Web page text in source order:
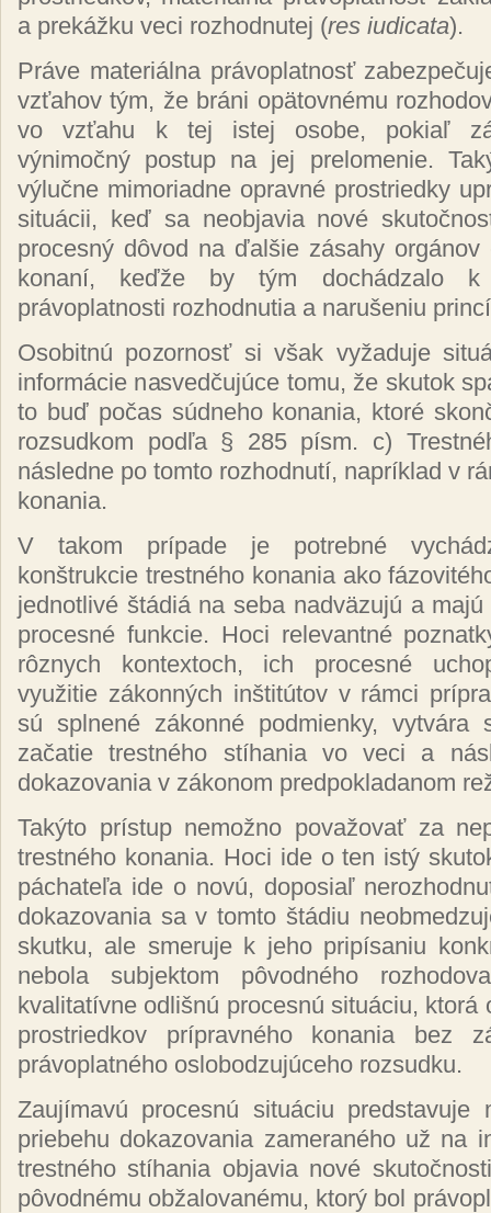
a prekážku veci rozhodnutej (res iudicata).
Práve materiálna právoplatnosť
vzťahov tým, že bráni opätovnému
vo vzťahu k tej istej osobe, pokiaľ
výnimočný postup na jej prelomenie.
výlučne mimoriadne opravné prostriedky
situácii, keď sa neobjavia nové
procesný dôvod na ďalšie zásahy
konaní, keďže by tým dochádzalo k
právoplatnosti rozhodnutia a narušeniu
Osobitnú pozornosť si však vyžaduje
informácie nasvedčujúce tomu, že skutok
to buď počas súdneho konania, ktoré
rozsudkom podľa § 285 písm. c)
následne po tomto rozhodnutí, napríklad v
konania.
V takom prípade je potrebné
konštrukcie trestného konania ako
jednotlivé štádiá na seba nadväzujú a
procesné funkcie. Hoci relevantné
rôznych kontextoch, ich procesné
využitie zákonných inštitútov v rámci
sú splnené zákonné podmienky, vytvára
začatie trestného stíhania vo veci a
dokazovania v zákonom predpokladanom
Takýto prístup nemožno považovať za
trestného konania. Hoci ide o ten istý
páchateľa ide o novú, doposiaľ
dokazovania sa v tomto štádiu
skutku, ale smeruje k jeho pripísaniu
nebola subjektom pôvodného
kvalitatívne odlišnú procesnú situáciu, ktorá
prostriedkov prípravného konania bez
právoplatného oslobodzujúceho rozsudku.
Zaujímavú procesnú situáciu
priebehu dokazovania zameraného už na
trestného stíhania objavia nové
pôvodnému obžalovanému, ktorý bol